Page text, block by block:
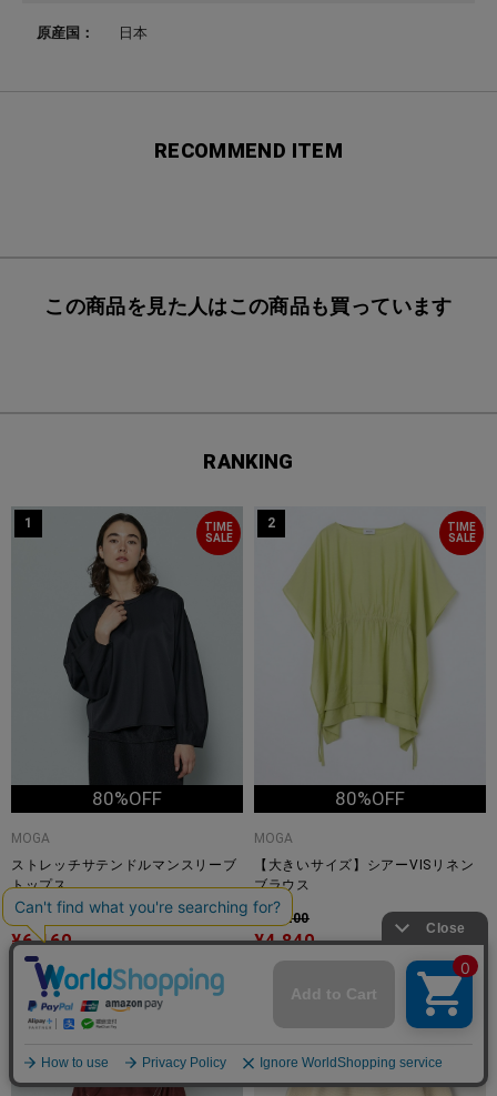
原産国： 日本
RECOMMEND ITEM
この商品を見た人はこの商品も買っています
RANKING
TIME
SALE
1
80%OFF
MOGA
ストレッチサテンドルマンスリーブ
トップス
¥30,800
¥6,160
TIME
SALE
2
80%OFF
MOGA
【大きいサイズ】シアーVISリネン
ブラウス
¥24,200
¥4,840
TIME
TIME
SALE